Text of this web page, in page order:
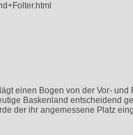
einen Bogen von der Vor- und
Baskenland entscheidend
der ihr angemessene Platz